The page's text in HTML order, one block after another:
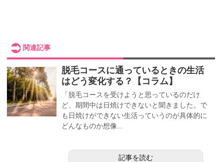
関連記事
脱毛コースに通っているときの生活
はどう変化する？【コラム】
「脱毛コースを受けようと思っているのだけ
ど、期間中は日焼けできないと聞きました。で
も日焼けができない生活っていうのが具体的に
どんなものか想像...
記事を読む